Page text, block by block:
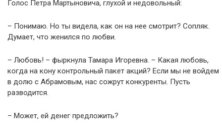
Голос Петра Мартыновича, глухой и недовольный:
– Понимаю. Но ты видела, как он на нее смотрит? Сопляк.
Думает, что женился по любви.
– Любовь! – фыркнула Тамара Игоревна. – Какая любовь,
когда на кону контрольный пакет акций? Если мы не войдем
в долю с Абрамовым, нас сожрут конкуренты. Пусть
разводится.
– Может, ей денег предложить?